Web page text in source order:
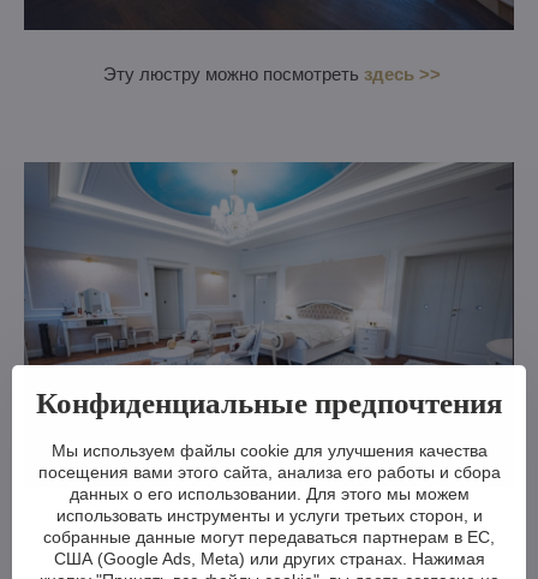
Эту люстру можно посмотреть здесь >>
Эту люстру можно посмотреть здесь >>
Конфиденциальные предпочтения
Мы используем файлы cookie для улучшения качества
посещения вами этого сайта, анализа его работы и сбора
данных о его использовании. Для этого мы можем
использовать инструменты и услуги третьих сторон, и
собранные данные могут передаваться партнерам в ЕС,
США (Google Ads, Meta) или других странах. Нажимая